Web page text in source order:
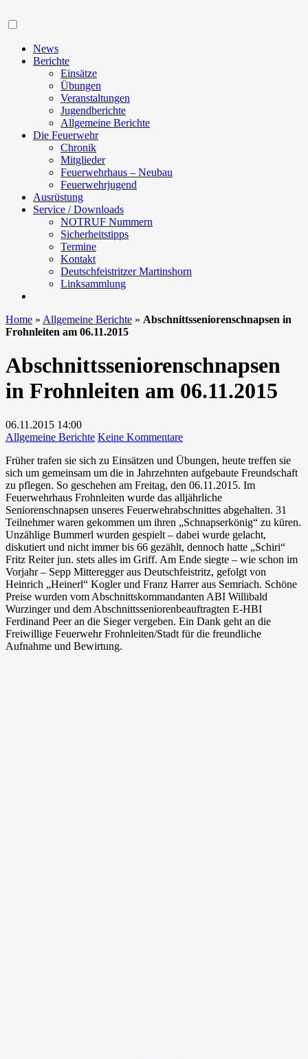
News
Berichte
Einsätze
Übungen
Veranstaltungen
Jugendberichte
Allgemeine Berichte
Die Feuerwehr
Chronik
Mitglieder
Feuerwehrhaus – Neubau
Feuerwehrjugend
Ausrüstung
Service / Downloads
NOTRUF Nummern
Sicherheitstipps
Termine
Kontakt
Deutschfeistritzer Martinshorn
Linksammlung
Home » Allgemeine Berichte » Abschnittsseniorenschnapsen in
Frohnleiten am 06.11.2015
Abschnittsseniorenschnapsen
in Frohnleiten am 06.11.2015
06.11.2015 14:00
Allgemeine Berichte Keine Kommentarezu
in
Frohnleiten
am
06.11.2015
Früher trafen sie sich zu Einsätzen und Übungen, heute treffen sie
sich um gemeinsam um die in Jahrzehnten aufgebaute Freundschaft
zu pflegen. So geschehen am Freitag, den 06.11.2015. Im
Feuerwehrhaus Frohnleiten wurde das alljährliche
Seniorenschnapsen unseres Feuerwehrabschnittes abgehalten. 31
Teilnehmer waren gekommen um ihren „Schnapserkönig“ zu küren.
Unzählige Bummerl wurden gespielt – dabei wurde gelacht,
diskutiert und nicht immer bis 66 gezählt, dennoch hatte „Schiri“
Fritz Reiter jun. stets alles im Griff. Am Ende siegte – wie schon im
Vorjahr – Sepp Mitteregger aus Deutschfeistritz, gefolgt von
Heinrich „Heinerl“ Kogler und Franz Harrer aus Semriach. Schöne
Preise wurden vom Abschnittskommandanten ABI Willibald
Wurzinger und dem Abschnittsseniorenbeauftragten E-HBI
Ferdinand Peer an die Sieger vergeben. Ein Dank geht an die
Freiwillige Feuerwehr Frohnleiten/Stadt für die freundliche
Aufnahme und Bewirtung.